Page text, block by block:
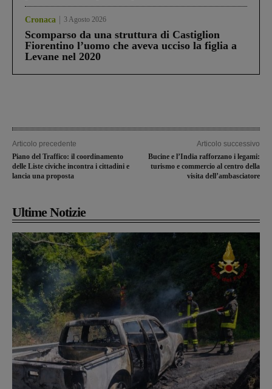
Cronaca 3 Agosto 2026
Scomparso da una struttura di Castiglion
Fiorentino l’uomo che aveva ucciso la figlia a
Levane nel 2020
Articolo precedente
Piano del Traffico: il coordinamento
delle Liste civiche incontra i cittadini e
lancia una proposta
Articolo successivo
Bucine e l’India rafforzano i legami:
turismo e commercio al centro della
visita dell’ambasciatore
Ultime Notizie